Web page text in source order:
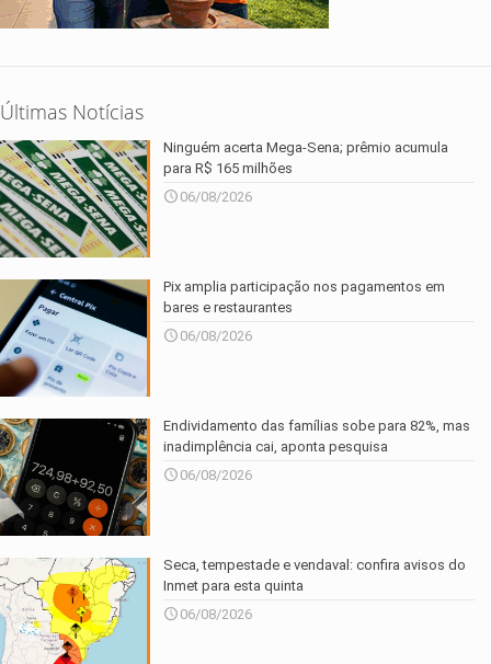
Últimas Notícias
Ninguém acerta Mega-Sena; prêmio acumula
para R$ 165 milhões
06/08/2026
Pix amplia participação nos pagamentos em
bares e restaurantes
06/08/2026
Endividamento das famílias sobe para 82%, mas
inadimplência cai, aponta pesquisa
06/08/2026
Seca, tempestade e vendaval: confira avisos do
Inmet para esta quinta
06/08/2026